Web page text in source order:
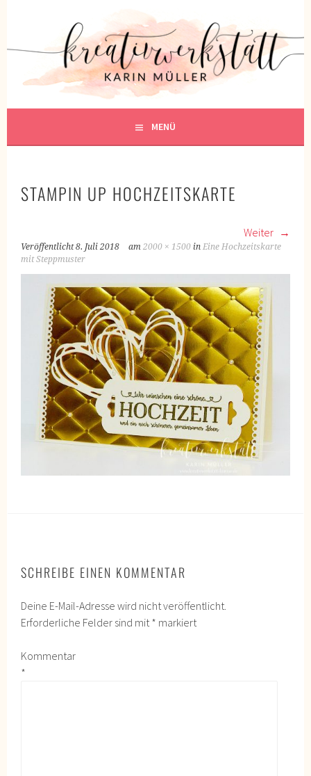
KREATIVWERKSTATT
KREATIV SEIN
MENÜ
STAMPIN UP HOCHZEITSKARTE
Weiter
Veröffentlicht8. Juli 2018 am2000 × 1500 inEine Hochzeitskarte
mit Steppmuster
SCHREIBE EINEN KOMMENTAR
Deine E-Mail-Adresse wird nicht veröffentlicht.
Erforderliche Felder sind mit* markiert
Kommentar
*